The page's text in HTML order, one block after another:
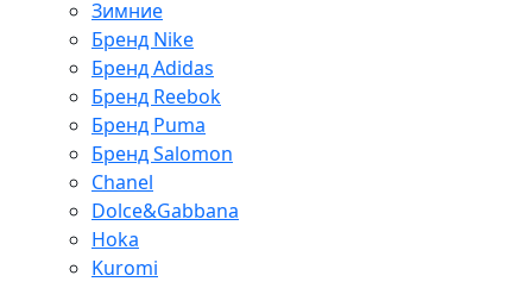
Зимние
Бренд Nike
Бренд Adidas
Бренд Reebok
Бренд Puma
Бренд Salomon
Chanel
Dolce&Gabbana
Hoka
Kuromi